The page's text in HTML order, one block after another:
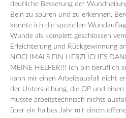
deutliche Besserung der
Bein zu spüren und zu erkennen.
konnte ich die speziellen
Wunde als komplett geschlossen
Erleichterung und Rückgewinnung
NOCHMALS EIN HERZLICHES
MEINE HELFER!!! Ich bin beruflich
kann mir einen Arbeitsausfall nicht
der Untersuchung, die OP und einen
musste arbeitstechnisch nichts
über ein halbes Jahr mit einem